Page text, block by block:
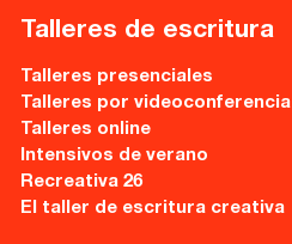
Palma
Las Palmas
Nuestro equipo
Comunidad
Club de Escritura
Talleres de escritura
Talleres presenciales
Talleres por videoconferencia
Talleres online
Intensivos de verano
Recreativa 26
El taller de escritura creativa